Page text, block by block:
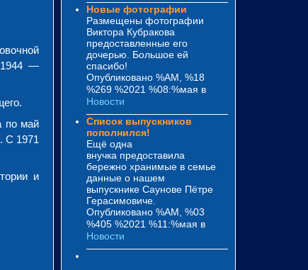
1944 —
по май
С 1971
и
Новые фотографии
Размещены фотографии
Виктора Кубракова
предоставленные его
дочерью. Большое ей
спасибо!
Опубликовано %AM, %18
%269 %2021 %08:%мая в
Новости
Список выпускников
пополнился!
Ещё одна
внучка предоставила
бережно хранимые в семье
данные о нашем
выпускнике Саунове Пётре
Герасимовиче.
Опубликовано %AM, %03
%405 %2021 %11:%мая в
Новости